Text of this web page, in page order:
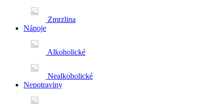
Zmrzlina
Nápoje
Alkoholické
Nealkoholické
Nepotraviny